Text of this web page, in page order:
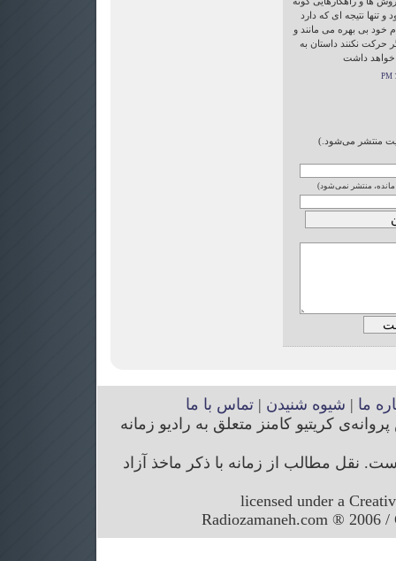
و تنها نتیجه ای که دارد
خود بی بهره می مانند و
حرکت نکنند داستان به
خواهد داشت
منتشر می‌شود.)
مانده، منتشر نمی‌شود)
ما | شیوه شنیدن |تماس با ما
کریتیو کامنز متعلق به رادیو زمانه
نقل مطالب از زمانه با ذکر ماخذ آزاد
licensed under a